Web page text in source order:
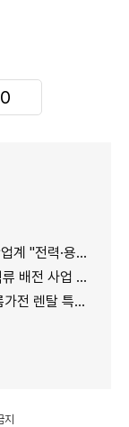
보부터 시작해야"
전 사업 협력
특별 이벤트 진
지